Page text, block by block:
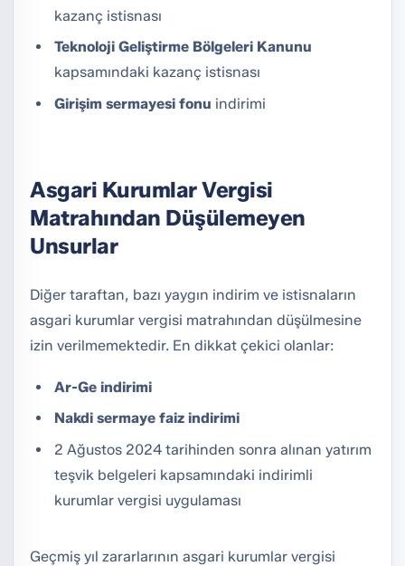
kazanç istisnası
Teknoloji Geliştirme Bölgeleri Kanunu
kapsamındaki kazanç istisnası
Girişim sermayesi fonu indirimi
Asgari Kurumlar Vergisi
Matrahından Düşülemeyen
Unsurlar
Diğer taraftan, bazı yaygın indirim ve istisnaların
asgari kurumlar vergisi matrahından düşülmesine
izin verilmemektedir. En dikkat çekici olanlar:
Ar-Ge indirimi
Nakdi sermaye faiz indirimi
2 Ağustos 2024 tarihinden sonra alınan yatırım
teşvik belgeleri kapsamındaki indirimli
kurumlar vergisi uygulaması
Geçmiş yıl zararlarının asgari kurumlar vergisi